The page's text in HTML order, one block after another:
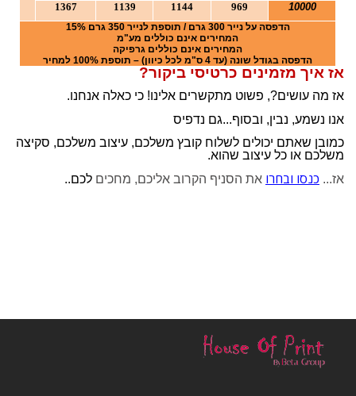
10000
969
1144
1139
1367
הדפסה על נייר 300 גרם / תוספת לנייר 350 גרם 15%
המחירים אינם כוללים מע"מ
המחירים אינם כוללים גרפיקה
הדפסה בגודל שונה (עד 4 ס"מ לכל כיוון) – תוספת 100% למחיר
אז איך מזמינים כרטיסי ביקור?
אז מה עושים?, פשוט מתקשרים אלינו! כי כאלה אנחנו.
אנו נשמע, נבין, ובסוף...גם נדפיס
כמובן שאתם יכולים לשלוח קובץ משלכם, עיצוב משלכם, סקיצה
משלכם או כל עיצוב שהוא.
אז... כנסו ובחרו את הסניף הקרוב אליכם, מחכים לכם..